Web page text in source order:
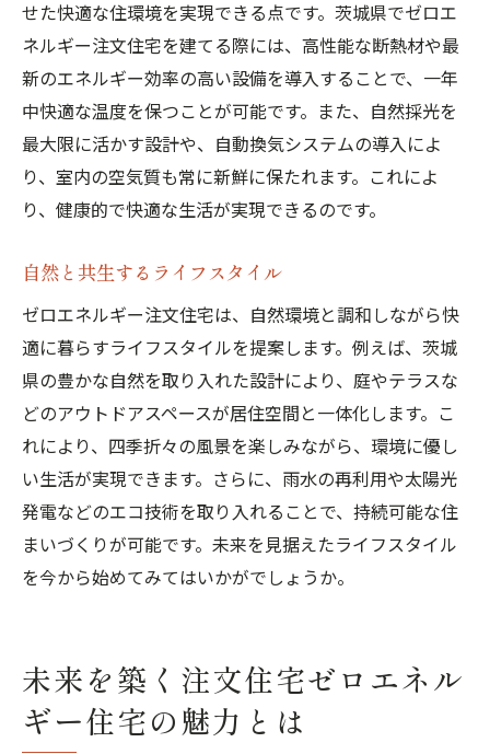
長期的なエネルギー管理戦略
せた快適な住環境を実現できる点です。茨城県でゼロエ
ネルギー注文住宅を建てる際には、高性能な断熱材や最
新のエネルギー効率の高い設備を導入することで、一年
中快適な温度を保つことが可能です。また、自然採光を
最大限に活かす設計や、自動換気システムの導入によ
り、室内の空気質も常に新鮮に保たれます。これによ
り、健康的で快適な生活が実現できるのです。
自然と共生するライフスタイル
ゼロエネルギー注文住宅は、自然環境と調和しながら快
適に暮らすライフスタイルを提案します。例えば、茨城
県の豊かな自然を取り入れた設計により、庭やテラスな
どのアウトドアスペースが居住空間と一体化します。こ
れにより、四季折々の風景を楽しみながら、環境に優し
い生活が実現できます。さらに、雨水の再利用や太陽光
発電などのエコ技術を取り入れることで、持続可能な住
まいづくりが可能です。未来を見据えたライフスタイル
を今から始めてみてはいかがでしょうか。
未来を築く注文住宅ゼロエネル
ギー住宅の魅力とは